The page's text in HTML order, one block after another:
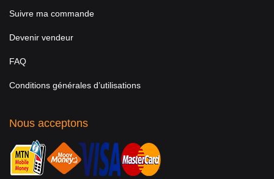
Suivre ma commande
Devenir vendeur
FAQ
Conditions générales d’utilisations
Nous acceptons